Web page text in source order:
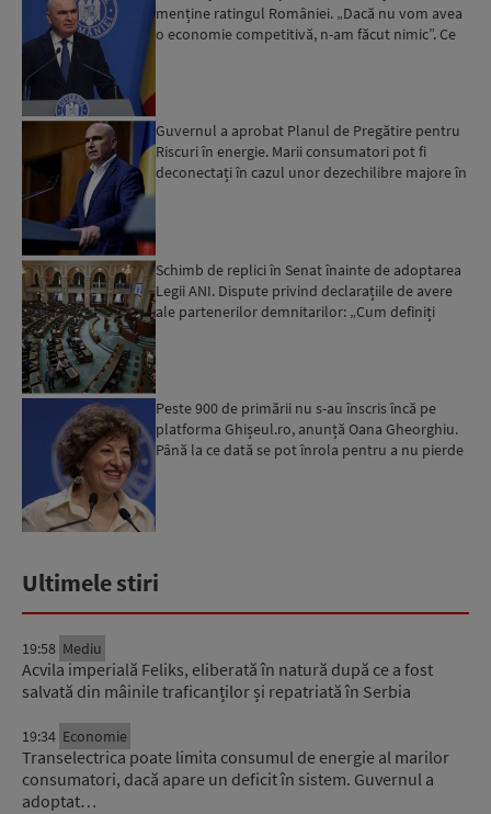
menține ratingul României. „Dacă nu vom avea
o economie competitivă, n-am făcut nimic”. Ce
Guvernul a aprobat Planul de Pregătire pentru
Riscuri în energie. Marii consumatori pot fi
deconectați în cazul unor dezechilibre majore în
Schimb de replici în Senat înainte de adoptarea
Legii ANI. Dispute privind declarațiile de avere
ale partenerilor demnitarilor: „Cum definiți
Peste 900 de primării nu s-au înscris încă pe
platforma Ghișeul.ro, anunță Oana Gheorghiu.
Până la ce dată se pot înrola pentru a nu pierde
Ultimele stiri
19:58 Mediu
Acvila imperială Feliks, eliberată în natură după ce a fost
salvată din mâinile traficanților și repatriată în Serbia
19:34 Economie
Transelectrica poate limita consumul de energie al marilor
consumatori, dacă apare un deficit în sistem. Guvernul a
adoptat…